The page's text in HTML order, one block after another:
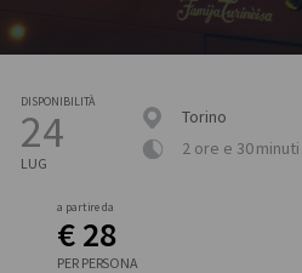
DISPONIBILITÀ
24
LUG
Torino
2 ore e 30 minuti
a partire da
€ 28
PER PERSONA